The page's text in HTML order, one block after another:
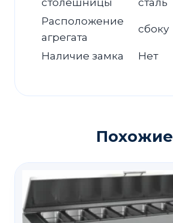
Расположение
агрегата
сбоку
Наличие замка Нет
Похожие